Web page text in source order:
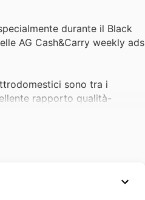
durante il Black
AG Cash&Carry weekly ads
sono tra i
rapporto qualità-
interesse, in particolare
scelta a prezzi